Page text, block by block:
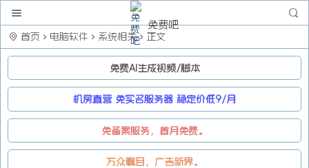
免费吧
首页 电脑软件 系统相关 正文
免费AI生成视频/脚本
机房直营 免实名服务器 稳定价低9/月
免备案服务，首月免费。
万众瞩目，广告新界。